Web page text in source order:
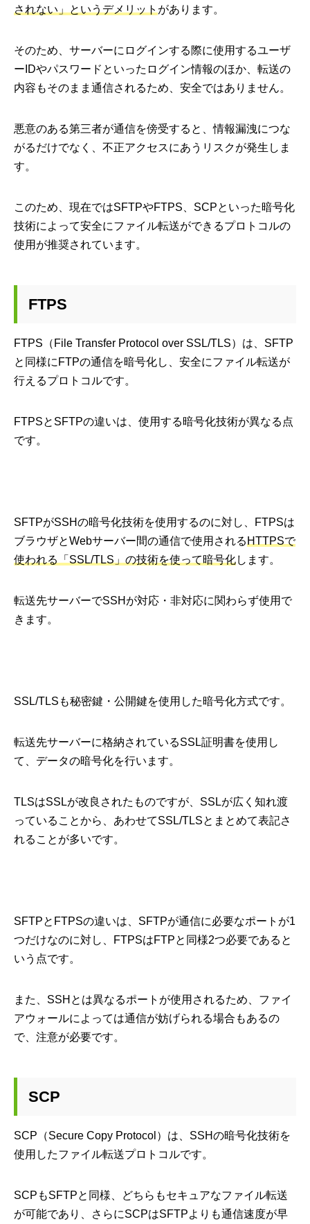
されない」というデメリット があります。
そのため、サーバーにログインする際に使用するユーザ
ーIDやパスワードといったログイン情報のほか、転送の
内容もそのまま通信されるため、安全ではありません。
悪意のある第三者が通信を傍受すると、情報漏洩につな
がるだけでなく、不正アクセスにあうリスクが発生しま
す。
このため、現在ではSFTPやFTPS、SCPといった暗号化
技術によって安全にファイル転送ができるプロトコルの
使用が推奨されています。
FTPS
FTPS（File Transfer Protocol over SSL/TLS）は、SFTP
と同様にFTPの通信を暗号化し、安全にファイル転送が
行えるプロトコルです。
FTPSとSFTPの違いは、使用する暗号化技術が異なる点
です。
SFTPがSSHの暗号化技術を使用するのに対し、FTPSは
ブラウザとWebサーバー間の通信で使用される HTTPSで
使われる「SSL/TLS」の技術を使って暗号化します。
転送先サーバーでSSHが対応・非対応に関わらず使用で
きます。
SSL/TLSも秘密鍵・公開鍵を使用した暗号化方式です。
転送先サーバーに格納されているSSL証明書を使用し
て、データの暗号化を行います。
TLSはSSLが改良されたものですが、SSLが広く知れ渡
っていることから、あわせてSSL/TLSとまとめて表記さ
れることが多いです。
SFTPとFTPSの違いは、SFTPが通信に必要なポートが1
つだけなのに対し、FTPSはFTPと同様2つ必要であると
いう点です。
また、SSHとは異なるポートが使用されるため、ファイ
アウォールによっては通信が妨げられる場合もあるの
で、注意が必要です。
SCP
SCP（Secure Copy Protocol）は、SSHの暗号化技術を
使用したファイル転送プロトコルです。
SCPもSFTPと同様、どちらもセキュアなファイル転送
が可能であり、さらにSCPはSFTPよりも通信速度が早